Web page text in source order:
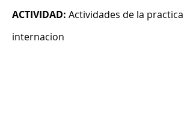
ACTIVIDAD: Actividades de la
internacion